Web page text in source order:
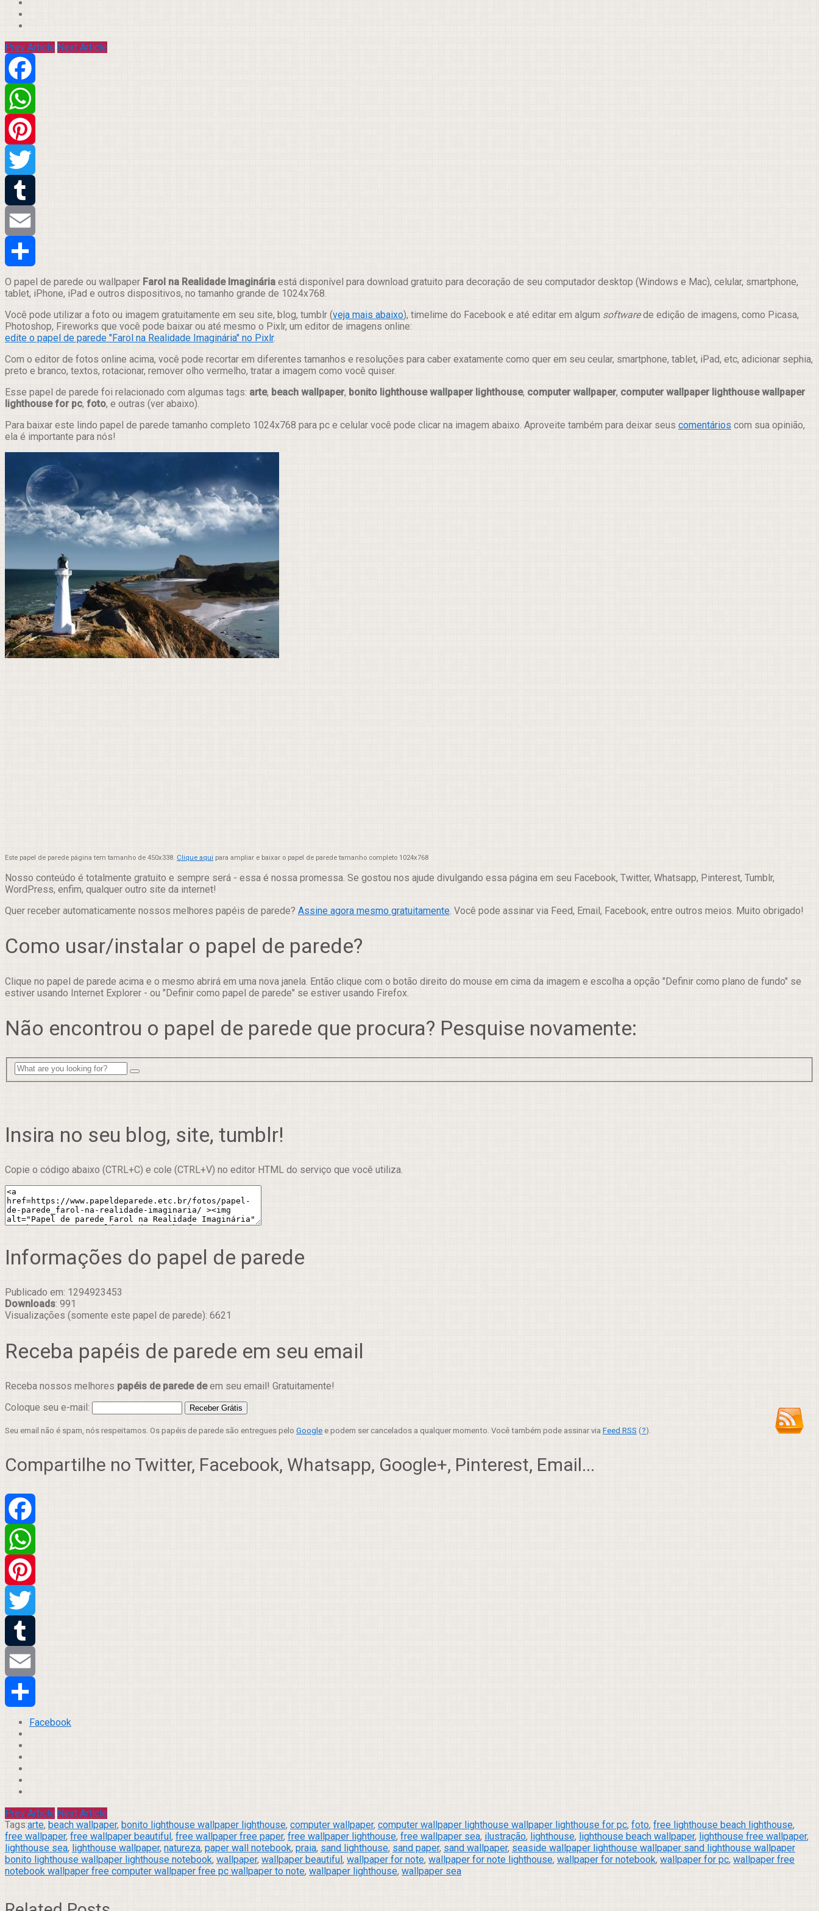
Prev Article Next Article
Facebook
WhatsApp
Pinterest
Twitter
Tumblr
Email
Compartilhar
O papel de parede ou wallpaper Farol na Realidade Imaginária está disponível para download gratuito para decoração de seu computador desktop (Windows e Mac), celular, smartphone,
tablet, iPhone, iPad e outros dispositivos, no tamanho grande de 1024x768.
Você pode utilizar a foto ou imagem gratuitamente em seu site, blog, tumblr (veja mais abaixo), timelime do Facebook e até editar em algum softwarede edição de imagens, como Picasa,
Photoshop, Fireworks que você pode baixar ou até mesmo o Pixlr, um editor de imagens online:
edite o papel de parede "Farol na Realidade Imaginária" no Pixlr.
Com o editor de fotos online acima, você pode recortar em diferentes tamanhos e resoluções para caber exatamente como quer em seu ceular, smartphone, tablet, iPad, etc, adicionar sephia,
preto e branco, textos, rotacionar, remover olho vermelho, tratar a imagem como você quiser.
Esse papel de parede foi relacionado com algumas tags: arte, beach wallpaper, bonito lighthouse wallpaper lighthouse, computer wallpaper, computer wallpaper lighthouse wallpaper
lighthouse for pc, foto, e outras (ver abaixo).
Para baixar este lindo papel de parede tamanho completo 1024x768 para pc e celular você pode clicar na imagem abaixo. Aproveite também para deixar seus comentários com sua opinião,
ela é importante para nós!
Este papel de parede página tem tamanho de 450x338. Clique aqui para ampliar e baixar o papel de parede tamanho completo 1024x768
Nosso conteúdo é totalmente gratuito e sempre será - essa é nossa promessa. Se gostou nos ajude divulgando essa página em seu Facebook, Twitter, Whatsapp, Pinterest, Tumblr,
WordPress, enfim, qualquer outro site da internet!
Quer receber automaticamente nossos melhores papéis de parede? Assine agora mesmo gratuitamente. Você pode assinar via Feed, Email, Facebook, entre outros meios. Muito obrigado!
Como usar/instalar o papel de parede?
Clique no papel de parede acima e o mesmo abrirá em uma nova janela. Então clique com o botão direito do mouse em cima da imagem e escolha a opção "Definir como plano de fundo" se
estiver usando Internet Explorer - ou "Definir como papel de parede" se estiver usando Firefox.
Não encontrou o papel de parede que procura? Pesquise novamente:
Insira no seu blog, site, tumblr!
Copie o código abaixo (CTRL+C) e cole (CTRL+V) no editor HTML do serviço que você utiliza.
Informações do papel de parede
Publicado em: 1294923453
Downloads: 991
Visualizações (somente este papel de parede): 6621
Receba papéis de parede em seu email
Receba nossos melhores papéis de parede deem seu email! Gratuitamente!
Coloque seu e-mail:
Seu email não é spam, nós respeitamos. Os papéis de parede são entregues pelo Google e podem ser cancelados a qualquer momento. Você também pode assinar via Feed RSS (?).
Compartilhe no Twitter, Facebook, Whatsapp, Google+, Pinterest, Email...
Facebook
WhatsApp
Pinterest
Twitter
Tumblr
Email
Compartilhar
Facebook
Prev Article Next Article
Tags:arte, beach wallpaper, bonito lighthouse wallpaper lighthouse, computer wallpaper, computer wallpaper lighthouse wallpaper lighthouse for pc, foto, free lighthouse beach lighthouse,
free wallpaper, free wallpaper beautiful, free wallpaper free paper, free wallpaper lighthouse, free wallpaper sea, ilustração, lighthouse, lighthouse beach wallpaper, lighthouse free wallpaper,
lighthouse sea, lighthouse wallpaper, natureza, paper wall notebook, praia, sand lighthouse, sand paper, sand wallpaper, seaside wallpaper lighthouse wallpaper sand lighthouse wallpaper
bonito lighthouse wallpaper lighthouse notebook, wallpaper, wallpaper beautiful, wallpaper for note, wallpaper for note lighthouse, wallpaper for notebook, wallpaper for pc, wallpaper free
notebook wallpaper free computer wallpaper free pc wallpaper to note, wallpaper lighthouse, wallpaper sea